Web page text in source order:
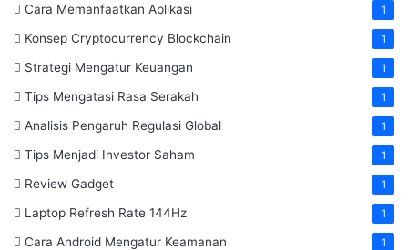
Cara Memanfaatkan Aplikasi 1
Konsep Cryptocurrency Blockchain 1
Strategi Mengatur Keuangan 1
Tips Mengatasi Rasa Serakah 1
Analisis Pengaruh Regulasi Global 1
Tips Menjadi Investor Saham 1
Review Gadget 1
Laptop Refresh Rate 144Hz 1
Cara Android Mengatur Keamanan 1